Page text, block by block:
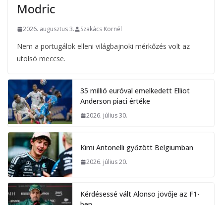
Modric
2026. augusztus 3. Szakács Kornél
Nem a portugálok elleni világbajnoki mérkőzés volt az
utolsó meccse.
35 millió euróval emelkedett Elliot
Anderson piaci értéke
2026. július 30.
Kimi Antonelli győzött Belgiumban
2026. július 20.
Kérdésessé vált Alonso jövője az F1-